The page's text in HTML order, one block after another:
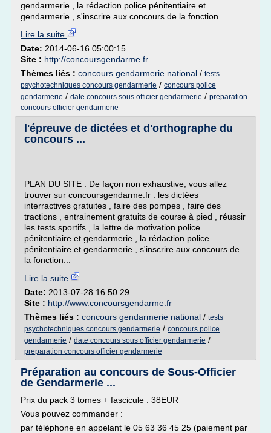
gendarmerie , la rédaction police pénitentiaire et
gendarmerie , s'inscrire aux concours de la fonction...
Lire la suite
Date: 2014-06-16 05:00:15
Site : http://concoursgendarme.fr
Thèmes liés : concours gendarmerie national / tests
psychotechniques concours gendarmerie / concours police
gendarmerie / date concours sous officier gendarmerie / preparation
concours officier gendarmerie
l'épreuve de dictées et d'orthographe du
concours ...
PLAN DU SITE : De façon non exhaustive, vous allez
trouver sur concoursgendarme.fr : les dictées
interractives gratuites , faire des pompes , faire des
tractions , entrainement gratuits de course à pied , réussir
les tests sportifs , la lettre de motivation police
pénitentiaire et gendarmerie , la rédaction police
pénitentiaire et gendarmerie , s'inscrire aux concours de
la fonction...
Lire la suite
Date: 2013-07-28 16:50:29
Site : http://www.concoursgendarme.fr
Thèmes liés : concours gendarmerie national / tests
psychotechniques concours gendarmerie / concours police
gendarmerie / date concours sous officier gendarmerie /
preparation concours officier gendarmerie
Préparation au concours de Sous-Officier
de Gendarmerie ...
Prix du pack 3 tomes + fascicule : 38EUR
Vous pouvez commander :
par téléphone en appelant le 05 63 36 45 25 (paiement par